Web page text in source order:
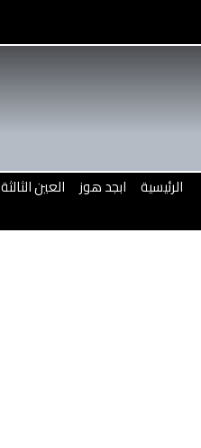
الرئيسية ابجد هوز العين الثالثة